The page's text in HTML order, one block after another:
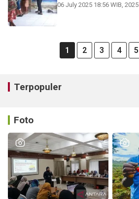
06 July 2025 18:56 WIB, 2025
1 2 3 4 5
Terpopuler
Foto